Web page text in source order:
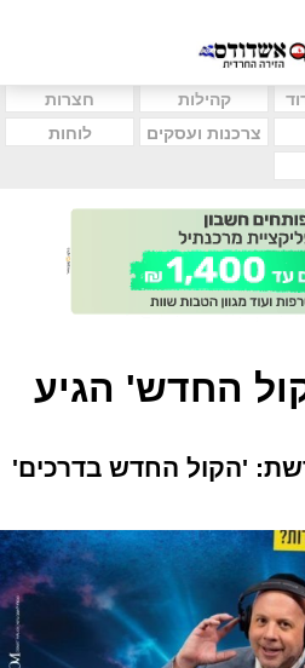
קהילות
חצרות
צרכנות ועסקים
לוחות
החדש' הגיע
'הקול החדש בדרכים'